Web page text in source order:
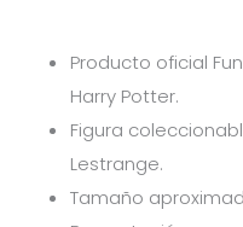
Producto oficial
Harry Potter.
Figura
Lestrange.
Tamaño